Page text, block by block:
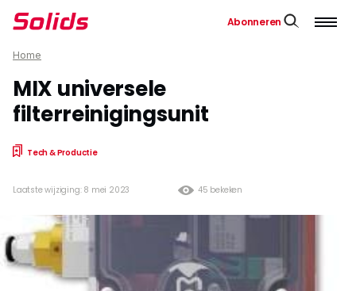
Abonneren
Home
MIX universele
filterreinigingsunit
Tech & Productie
45 bekeken
Laatste wijziging: 8 mei 2023